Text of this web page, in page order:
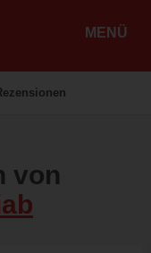
MENÜ
von